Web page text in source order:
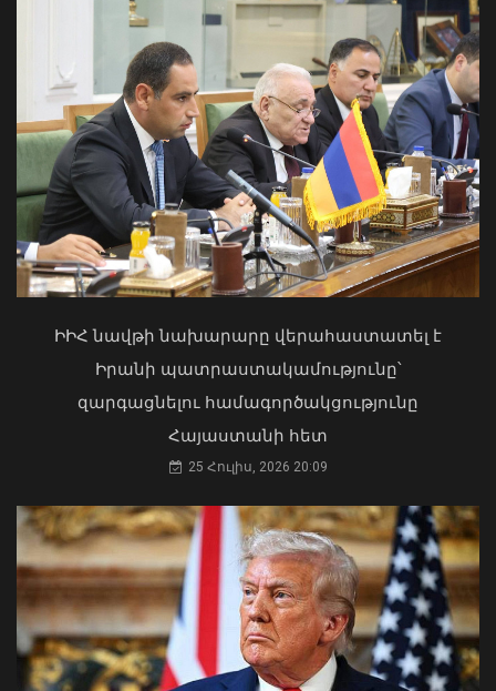
Փոփոխություններ են կատարվել
երթուղիներում
06 Օգոստոս, 2026 21:47
Քաղաքացիները, Սևանի
ջրափրկարարներն ու Ճամբարակի
շտապօգնության բժիշկները Սևանա
լճի լողափերից մեկում փրկել են 27-
ամյա տղայի կյանքը
ԻԻՀ նավթի նախարարը վերահաստատել է
Իրանի պատրաստակամությունը՝
զարգացնելու համագործակցությունը
Հայաստանի հետ
25 Հուլիս, 2026 20:09